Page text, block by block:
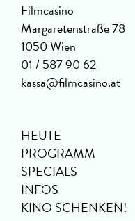
Filmcasino
Margaretenstraße 78
1050 Wien
01 / 587 90 62
kassa@filmcasino.at
HEUTE
PROGRAMM
SPECIALS
INFOS
KINO SCHENKEN!